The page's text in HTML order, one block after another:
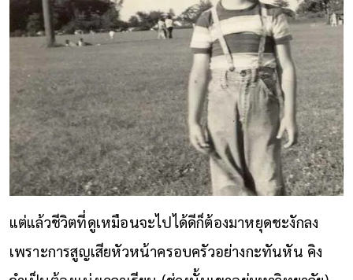
แต่แล้วชีวิตที่ดูเหมือนจะไปได้ดีก็ต้องมาหยุดชะงักลง
เพราะการสูญเสียหัวหน้าครอบครัวอย่างกะทันหัน คิง